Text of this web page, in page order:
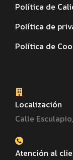
Política de
Política de
Política de
Localización
Calle
Atención al